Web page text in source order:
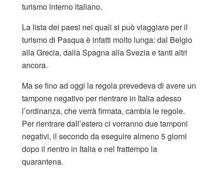
turismo interno italiano.
La lista dei paesi nei quali si può viaggiare per il
turismo di Pasqua è infatti molto lunga: dal Belgio
alla Grecia, dalla Spagna alla Svezia e tanti altri
ancora.
Ma se fino ad oggi la regola prevedeva di avere un
tampone negativo per rientrare in Italia adesso
l’ordinanza, che verrà firmata, cambia le regole.
Per rientrare dall’estero ci vorranno due tamponi
negativi, il secondo da eseguire almeno 5 giorni
dopo il rientro in Italia e nel frattempo la
quarantena.